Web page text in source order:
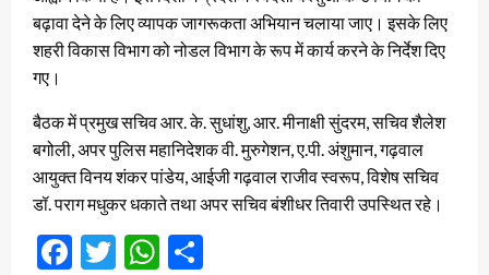
बढ़ावा देने के लिए व्यापक जागरूकता अभियान चलाया जाए। इसके लिए
शहरी विकास विभाग को नोडल विभाग के रूप में कार्य करने के निर्देश दिए
गए।
बैठक में प्रमुख सचिव आर. के. सुधांशु, आर. मीनाक्षी सुंदरम, सचिव शैलेश
बगोली, अपर पुलिस महानिदेशक वी. मुरुगेशन, ए.पी. अंशुमान, गढ़वाल
आयुक्त विनय शंकर पांडेय, आईजी गढ़वाल राजीव स्वरूप, विशेष सचिव
डॉ. पराग मधुकर धकाते तथा अपर सचिव बंशीधर तिवारी उपस्थित रहे।
Facebook
TwitterWhatsApp